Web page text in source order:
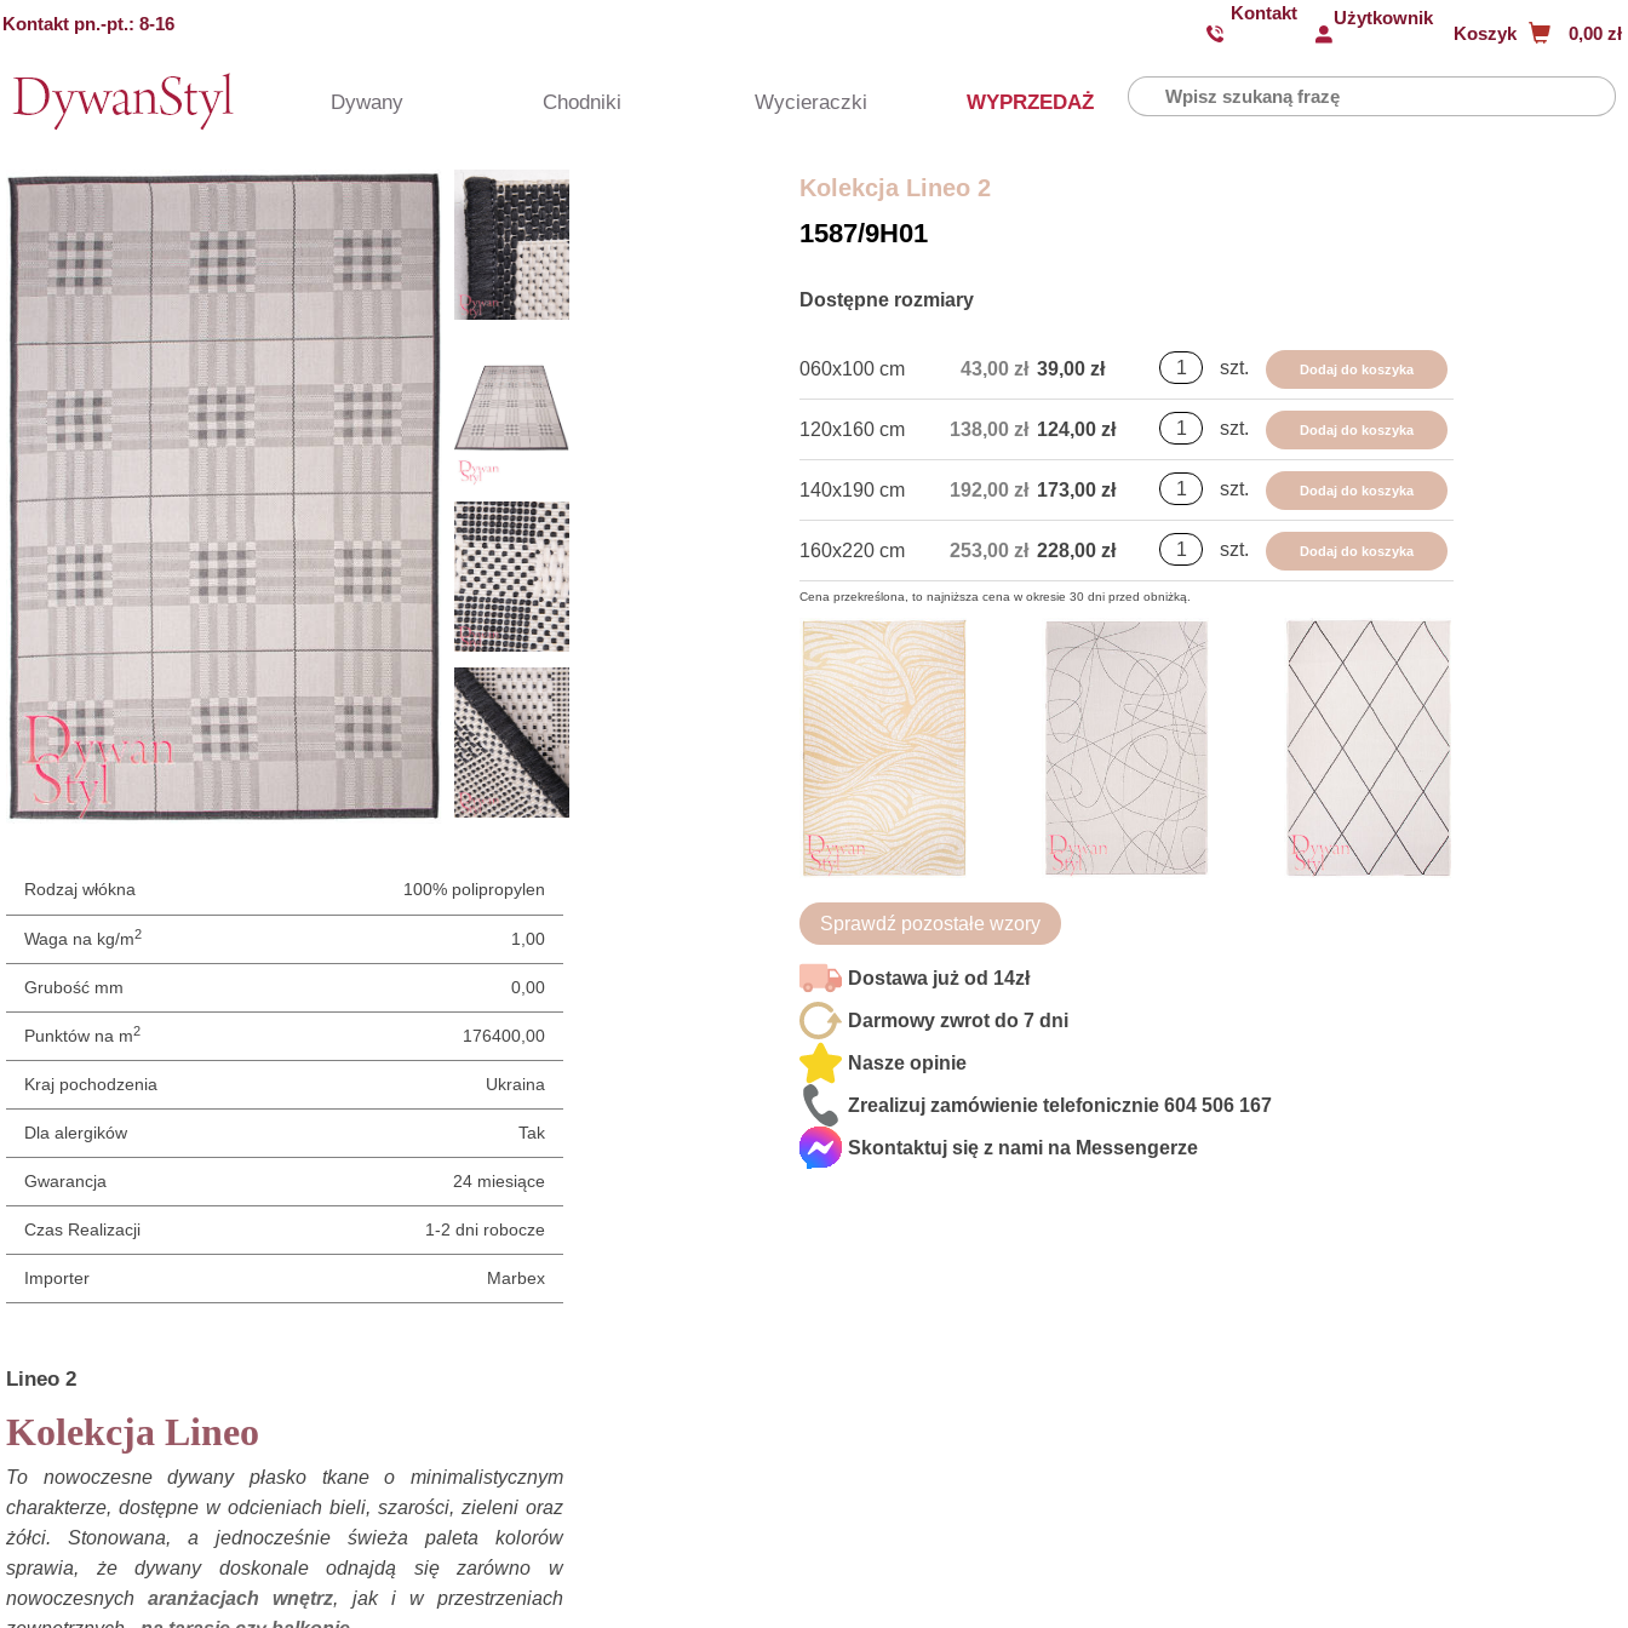
Kontakt pn.-pt.: 8-16
Kontakt Użytkownik
Koszyk 0,00 zł
Dywany Chodniki Wycieraczki WYPRZEDAŻ
Rodzaj włókna 100% polipropylen
Waga na kg/m2 1,00
Grubość mm 0,00
Punktów na m2 176400,00
Kraj pochodzenia Ukraina
Dla alergików Tak
Gwarancja 24 miesiące
Czas Realizacji 1-2 dni robocze
Importer Marbex
Lineo 2
Kolekcja Lineo
To nowoczesne dywany płasko tkane o minimalistycznym
charakterze, dostępne w odcieniach bieli, szarości, zieleni oraz
żółci. Stonowana, a jednocześnie świeża paleta kolorów
sprawia, że dywany doskonale odnajdą się zarówno w
nowoczesnycharanżacjach wnętrz, jak i w przestrzeniach
Kolekcja Lineo 2
1587/9H01
Dostępne rozmiary
060x100 cm 43,00 zł 39,00 zł szt. Dodaj do koszyka
120x160 cm 138,00 zł 124,00 zł szt. Dodaj do koszyka
140x190 cm 192,00 zł 173,00 zł szt. Dodaj do koszyka
160x220 cm 253,00 zł 228,00 zł szt. Dodaj do koszyka
Cena przekreślona, to najniższa cena w okresie 30 dni przed obniżką.
Sprawdź pozostałe wzory
Dostawa już od 14zł
Darmowy zwrot do 7 dni
Nasze opinie
Zrealizuj zamówienie telefonicznie 604 506 167
Skontaktuj się z nami na Messengerze